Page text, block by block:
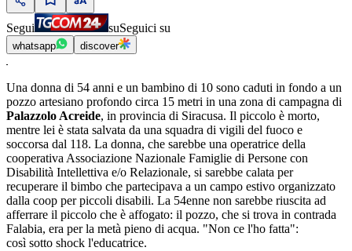
Segui suSeguici su
whatsapp discover
Una donna di 54 anni e un bambino di 10 sono caduti in fondo a un
pozzo artesiano profondo circa 15 metri in una zona di campagna di
Palazzolo Acreide, in provincia di Siracusa. Il piccolo è morto,
mentre lei è stata salvata da una squadra di vigili del fuoco e
soccorsa dal 118. La donna, che sarebbe una operatrice della
cooperativa Associazione Nazionale Famiglie di Persone con
Disabilità Intellettiva e/o Relazionale, si sarebbe calata per
recuperare il bimbo che partecipava a un campo estivo organizzato
dalla coop per piccoli disabili. La 54enne non sarebbe riuscita ad
afferrare il piccolo che è affogato: il pozzo, che si trova in contrada
Falabia, era per la metà pieno di acqua. "Non ce l'ho fatta":
così sotto shock l'educatrice.